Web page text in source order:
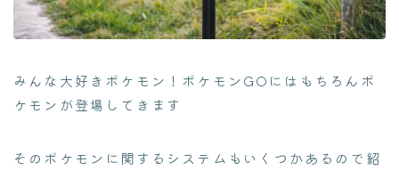
みんな大好きポケモン！ポケモンGOにはもちろんポ
ケモンが登場してきます
そのポケモンに関するシステムもいくつかあるので紹